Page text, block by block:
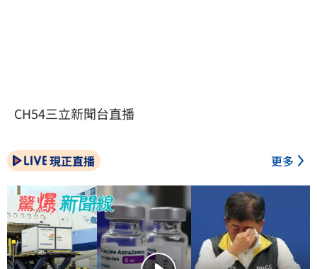
CH54三立新聞台直播
現正直播 更多